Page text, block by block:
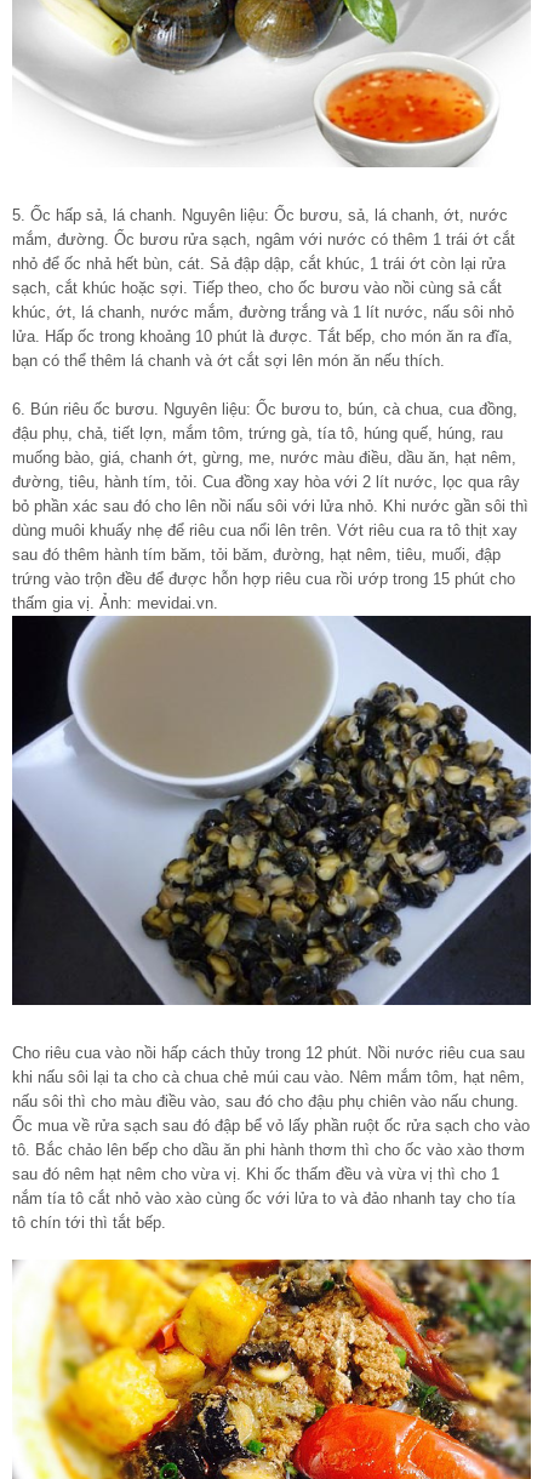
5. Ốc hấp sả, lá chanh. Nguyên liệu: Ốc bươu, sả, lá chanh, ớt, nước
mắm, đường. Ốc bươu rửa sạch, ngâm với nước có thêm 1 trái ớt cắt
nhỏ để ốc nhả hết bùn, cát. Sả đập dập, cắt khúc, 1 trái ớt còn lại rửa
sạch, cắt khúc hoặc sợi. Tiếp theo, cho ốc bươu vào nồi cùng sả cắt
khúc, ớt, lá chanh, nước mắm, đường trắng và 1 lít nước, nấu sôi nhỏ
lửa. Hấp ốc trong khoảng 10 phút là được. Tắt bếp, cho món ăn ra đĩa,
bạn có thể thêm lá chanh và ớt cắt sợi lên món ăn nếu thích.
6. Bún riêu ốc bươu. Nguyên liệu: Ốc bươu to, bún, cà chua, cua đồng,
đậu phụ, chả, tiết lợn, mắm tôm, trứng gà, tía tô, húng quế, húng, rau
muống bào, giá, chanh ớt, gừng, me, nước màu điều, dầu ăn, hạt nêm,
đường, tiêu, hành tím, tỏi. Cua đồng xay hòa với 2 lít nước, lọc qua rây
bỏ phần xác sau đó cho lên nồi nấu sôi với lửa nhỏ. Khi nước gần sôi thì
dùng muôi khuấy nhẹ để riêu cua nổi lên trên. Vớt riêu cua ra tô thịt xay
sau đó thêm hành tím băm, tỏi băm, đường, hạt nêm, tiêu, muối, đập
trứng vào trộn đều để được hỗn hợp riêu cua rồi ướp trong 15 phút cho
thấm gia vị. Ảnh: mevidai.vn.
Cho riêu cua vào nồi hấp cách thủy trong 12 phút. Nồi nước riêu cua sau
khi nấu sôi lại ta cho cà chua chẻ múi cau vào. Nêm mắm tôm, hạt nêm,
nấu sôi thì cho màu điều vào, sau đó cho đậu phụ chiên vào nấu chung.
Ốc mua về rửa sạch sau đó đập bể vỏ lấy phần ruột ốc rửa sạch cho vào
tô. Bắc chảo lên bếp cho dầu ăn phi hành thơm thì cho ốc vào xào thơm
sau đó nêm hạt nêm cho vừa vị. Khi ốc thấm đều và vừa vị thì cho 1
nắm tía tô cắt nhỏ vào xào cùng ốc với lửa to và đảo nhanh tay cho tía
tô chín tới thì tắt bếp.